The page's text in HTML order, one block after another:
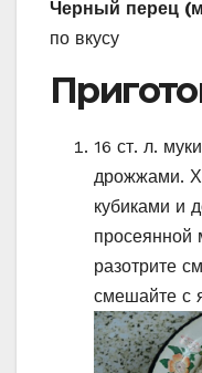
Черный перец
по вкусу
16 ст. л.
дрожжами.
кубиками и
просеянной
разотрите
смешайте с